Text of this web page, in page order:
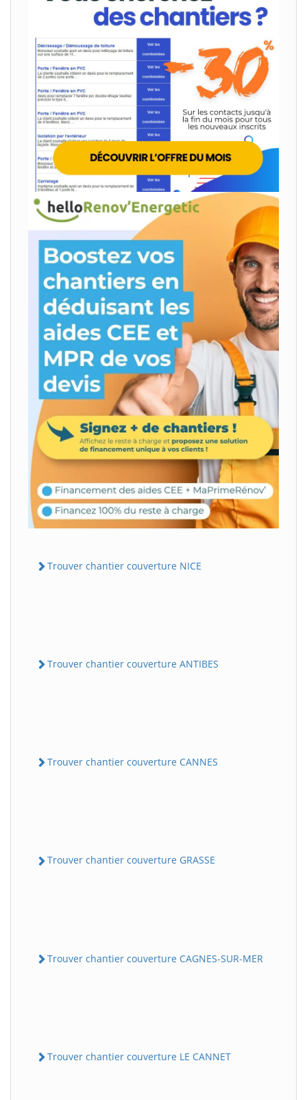
Trouver chantier couverture NICE
Trouver chantier couverture ANTIBES
Trouver chantier couverture CANNES
Trouver chantier couverture GRASSE
Trouver chantier couverture CAGNES-SUR-MER
Trouver chantier couverture LE CANNET